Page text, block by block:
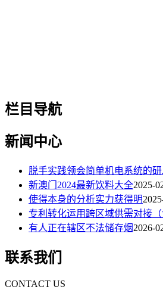
栏目导航
新闻中心
脱手实践领会简单机电系统的
新澳门2024最新饮料大全2025-
使得本身的分析实力获得明
专利转化运用跨区域供需对接
有人正在辖区不法储存烟2026-
联系我们
CONTACT US